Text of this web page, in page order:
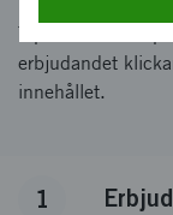
Tips: För att
erbjudandet
innehållet.
1